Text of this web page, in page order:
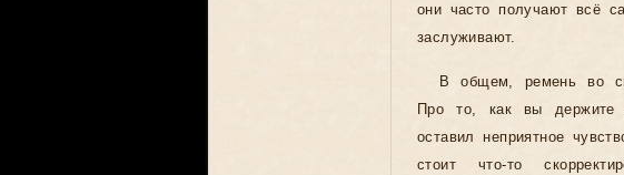
они часто получают всё
заслуживают.
В общем, ремень во
Про то, как вы держите
оставил неприятное
стоит что-то